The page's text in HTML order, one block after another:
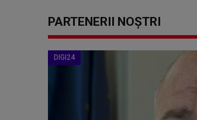
PARTENERII NOȘTRI
DIGI24